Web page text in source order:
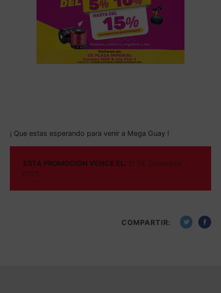
¡ Que estas esperando para venir a Mega Guay !
ESTA PROMOCIÓN VENCE EL: 31 DE Diciembre,
2025
COMPARTIR: